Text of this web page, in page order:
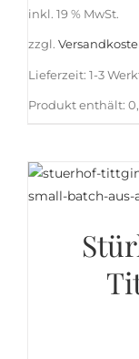
inkl. 19 % MwSt.
zzgl.
Lieferzeit: 1-3
Produkt enthält: